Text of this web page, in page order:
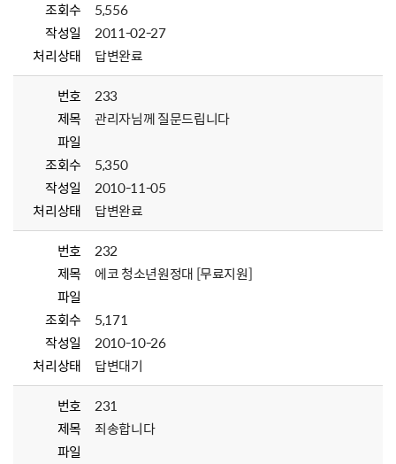
조회수
5,556
작성일
2011-02-27
처리상태
답변완료
번호
233
제목
관리자님께 질문드립니다
파일
조회수
5,350
작성일
2010-11-05
처리상태
답변완료
번호
232
제목
에코 청소년원정대 [무료지원]
파일
조회수
5,171
작성일
2010-10-26
처리상태
답변대기
번호
231
제목
죄송합니다
파일